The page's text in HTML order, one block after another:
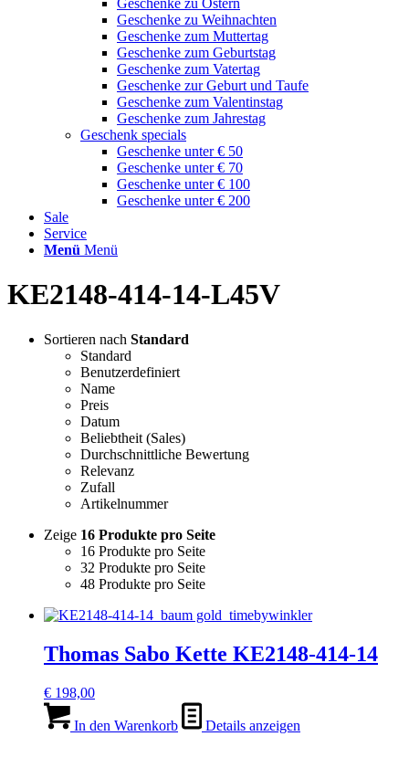
Geschenke zu Ostern
Geschenke zu Weihnachten
Geschenke zum Muttertag
Geschenke zum Geburtstag
Geschenke zum Vatertag
Geschenke zur Geburt und Taufe
Geschenke zum Valentinstag
Geschenke zum Jahrestag
Geschenk specials
Geschenke unter € 50
Geschenke unter € 70
Geschenke unter € 100
Geschenke unter € 200
Sale
Service
Menü Menü
KE2148-414-14-L45V
Sortieren nach Standard
Standard
Benutzerdefiniert
Name
Preis
Datum
Beliebtheit (Sales)
Durchschnittliche Bewertung
Relevanz
Zufall
Artikelnummer
Zeige 16 Produkte pro Seite
16 Produkte pro Seite
32 Produkte pro Seite
48 Produkte pro Seite
Thomas Sabo Kette KE2148-414-14
€ 198,00
In den Warenkorb Details anzeigen